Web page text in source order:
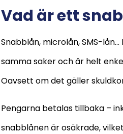
Vad är ett
Snabblån, microlån, SMS-
samma saker och är helt
Oavsett om det gäller
Pengarna betalas tillbaka –
snabblånen är osäkrade,